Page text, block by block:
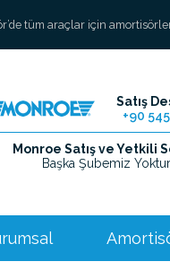
tüm araçlar için
Satış
+90
Monroe Satış ve Yetkili
Başka Şubemiz